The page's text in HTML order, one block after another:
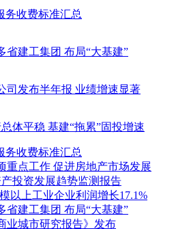
务收费标准汇总
省建工集团 布局“大基建”
司发布半年报 业绩增速显著
体平稳 基建“拖累”固投增速
务收费标准汇总
重点工作 促进房地产市场发展
投资发展趋势监测报告
以上工业企业利润增长17.1%
省建工集团 布局“大基建”
业城市研究报告》发布